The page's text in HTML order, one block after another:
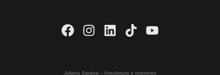
Juliana Saraiva – Arquitetura e Interiores